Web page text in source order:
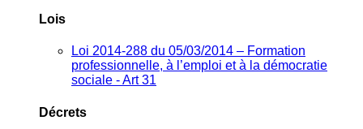
Lois
Loi 2014-288 du 05/03/2014 – Formation
professionnelle, à l’emploi et à la démocratie
sociale - Art 31
Décrets